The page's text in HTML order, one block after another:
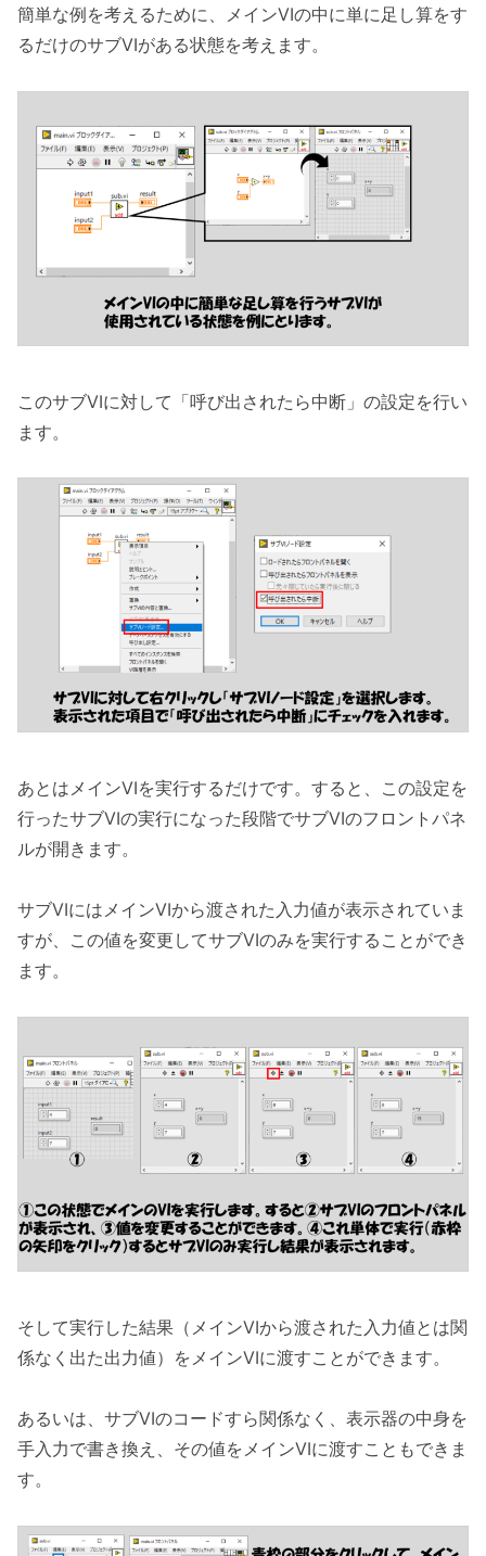
簡単な例を考えるために、メインVIの中に単に足し算をす
るだけのサブVIがある状態を考えます。
このサブVIに対して「呼び出されたら中断」の設定を行い
ます。
あとはメインVIを実行するだけです。すると、この設定を
行ったサブVIの実行になった段階でサブVIのフロントパネ
ルが開きます。
サブVIにはメインVIから渡された入力値が表示されていま
すが、この値を変更してサブVIのみを実行することができ
ます。
そして実行した結果（メインVIから渡された入力値とは関
係なく出た出力値）をメインVIに渡すことができます。
あるいは、サブVIのコードすら関係なく、表示器の中身を
手入力で書き換え、その値をメインVIに渡すこともできま
す。